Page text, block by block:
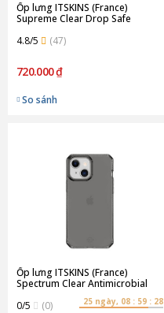
Ốp lưng ITSKINS (France)
Supreme Clear Drop Safe
Transparent
4.8/5 (47)
720.000 ₫
So sánh
Ốp lưng ITSKINS (France)
Spectrum Clear Antimicrobial
13 | Smoke
0/5 (0) 25 ngày, 08 : 59 : 28